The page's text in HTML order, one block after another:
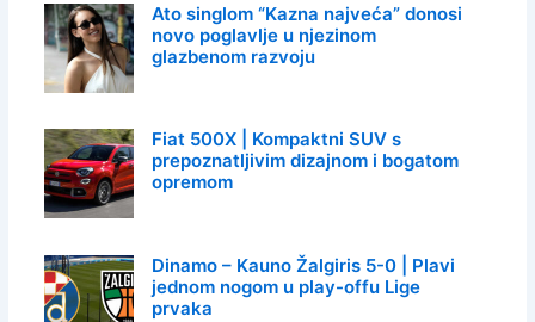
Ato singlom “Kazna najveća” donosi
novo poglavlje u njezinom
glazbenom razvoju
Fiat 500X | Kompaktni SUV s
prepoznatljivim dizajnom i bogatom
opremom
Dinamo – Kauno Žalgiris 5-0 | Plavi
jednom nogom u play-offu Lige
prvaka